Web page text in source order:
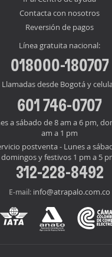
Contacta con nosotros
Reversión de pagos
Línea gratuita nacional:
018000-180707
Llamadas desde Bogotá y
601 746-0707
a sábado de 8 am a 6 pm,
am a 1 pm
postventa - Lunes a
domingos y festivos 1 pm a 5
312-228-8492
E-mail: info@atrapalo.com.co